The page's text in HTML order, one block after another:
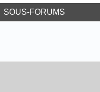
SOUS-FORUMS